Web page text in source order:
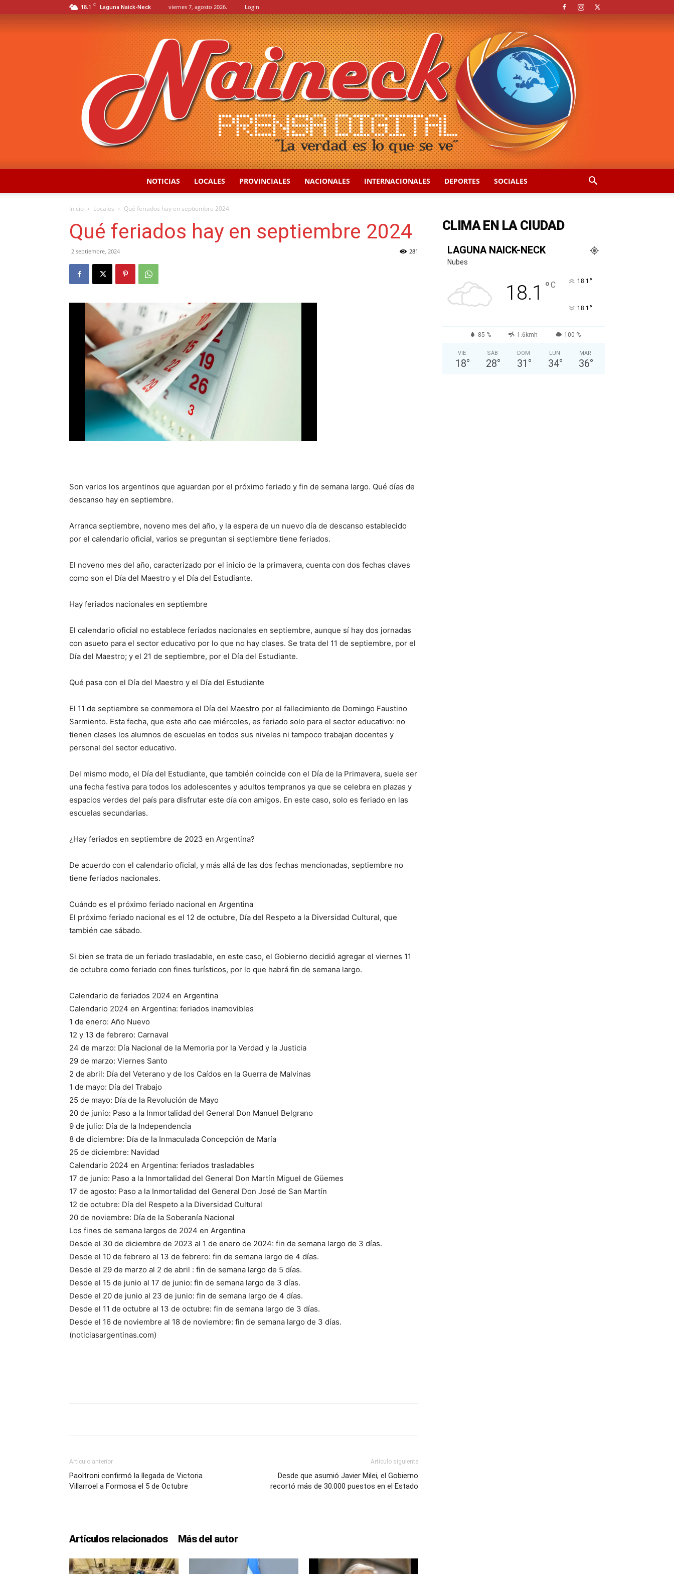
18.1 C Laguna Naick-Neck viernes 7, agosto 2026. Login
La
lo
que
ve…
NOTICIAS LOCALES PROVINCIALES NACIONALES INTERNACIONALES DEPORTES SOCIALES
Inicio Locales Qué feriados hay en septiembre 2024
Qué feriados hay en septiembre 2024
2 septiembre, 2024 281
Son varios los argentinos que aguardan por el próximo feriado y fin de semana largo. Qué días de
descanso hay en septiembre.
Arranca septiembre, noveno mes del año, y la espera de un nuevo día de descanso establecido
por el calendario oficial, varios se preguntan si septiembre tiene feriados.
El noveno mes del año, caracterizado por el inicio de la primavera, cuenta con dos fechas claves
como son el Día del Maestro y el Día del Estudiante.
Hay feriados nacionales en septiembre
El calendario oficial no establece feriados nacionales en septiembre, aunque sí hay dos jornadas
con asueto para el sector educativo por lo que no hay clases. Se trata del 11 de septiembre, por el
Día del Maestro; y el 21 de septiembre, por el Día del Estudiante.
Qué pasa con el Día del Maestro y el Día del Estudiante
El 11 de septiembre se conmemora el Día del Maestro por el fallecimiento de Domingo Faustino
Sarmiento. Esta fecha, que este año cae miércoles, es feriado solo para el sector educativo: no
tienen clases los alumnos de escuelas en todos sus niveles ni tampoco trabajan docentes y
personal del sector educativo.
Del mismo modo, el Día del Estudiante, que también coincide con el Día de la Primavera, suele ser
una fecha festiva para todos los adolescentes y adultos tempranos ya que se celebra en plazas y
espacios verdes del país para disfrutar este día con amigos. En este caso, solo es feriado en las
escuelas secundarias.
¿Hay feriados en septiembre de 2023 en Argentina?
De acuerdo con el calendario oficial, y más allá de las dos fechas mencionadas, septiembre no
tiene feriados nacionales.
Cuándo es el próximo feriado nacional en Argentina
El próximo feriado nacional es el 12 de octubre, Día del Respeto a la Diversidad Cultural, que
también cae sábado.
Si bien se trata de un feriado trasladable, en este caso, el Gobierno decidió agregar el viernes 11
de octubre como feriado con fines turísticos, por lo que habrá fin de semana largo.
Calendario de feriados 2024 en Argentina
Calendario 2024 en Argentina: feriados inamovibles
1 de enero: Año Nuevo
12 y 13 de febrero: Carnaval
24 de marzo: Día Nacional de la Memoria por la Verdad y la Justicia
29 de marzo: Viernes Santo
2 de abril: Día del Veterano y de los Caídos en la Guerra de Malvinas
1 de mayo: Día del Trabajo
25 de mayo: Día de la Revolución de Mayo
20 de junio: Paso a la Inmortalidad del General Don Manuel Belgrano
9 de julio: Día de la Independencia
8 de diciembre: Día de la Inmaculada Concepción de María
25 de diciembre: Navidad
Calendario 2024 en Argentina: feriados trasladables
17 de junio: Paso a la Inmortalidad del General Don Martín Miguel de Güemes
17 de agosto: Paso a la Inmortalidad del General Don José de San Martín
12 de octubre: Día del Respeto a la Diversidad Cultural
20 de noviembre: Día de la Soberanía Nacional
Los fines de semana largos de 2024 en Argentina
Desde el 30 de diciembre de 2023 al 1 de enero de 2024: fin de semana largo de 3 días.
Desde el 10 de febrero al 13 de febrero: fin de semana largo de 4 días.
Desde el 29 de marzo al 2 de abril : fin de semana largo de 5 días.
Desde el 15 de junio al 17 de junio: fin de semana largo de 3 días.
Desde el 20 de junio al 23 de junio: fin de semana largo de 4 días.
Desde el 11 de octubre al 13 de octubre: fin de semana largo de 3 días.
Desde el 16 de noviembre al 18 de noviembre: fin de semana largo de 3 días.
(noticiasargentinas.com)
Artículo anterior
Paoltroni confirmó la llegada de Victoria
Villarroel a Formosa el 5 de Octubre
Artículo siguiente
Desde que asumió Javier Milei, el Gobierno
recortó más de 30.000 puestos en el Estado
Artículos relacionados Más del autor
CLIMA EN LA CIUDAD
LAGUNA NAICK-NECK
Nubes
18.1 °C 18.1 °
18.1 °
85 % 1.6kmh 100 %
VIE
18°
SÁB
28°
DOM
31 °
LUN
34°
MAR
36°